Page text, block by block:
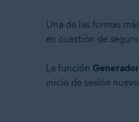
Productos:
Avast Password
Sistemas
Windows, MacOS,
Una de las formas
en cuestión de
La función
inicio de sesión